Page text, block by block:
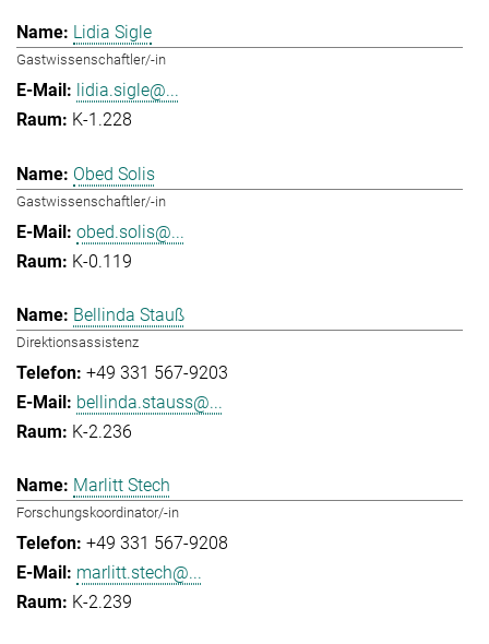
Lidia Sigle
Gastwissenschaftler/-in
lidia.sigle@...
K-1.228
Obed Solis
Gastwissenschaftler/-in
obed.solis@...
K-0.119
Bellinda Stauß
Direktionsassistenz
+49 331 567-9203
bellinda.stauss@...
K-2.236
Marlitt Stech
Forschungskoordinator/-in
+49 331 567-9208
marlitt.stech@...
K-2.239